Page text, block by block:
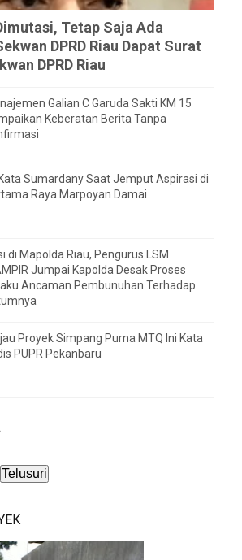
Tetap Saja Ada
DPRD Riau Dapat Surat
DPRD Riau
Galian C Garuda Sakti KM 15
Keberatan Berita Tanpa
Sumardany Saat Jemput Aspirasi di
Raya Marpoyan Damai
di Mapolda Riau, Pengurus LSM
Jumpai Kapolda Desak Proses
Ancaman Pembunuhan Terhadap
Proyek Simpang Purna MTQ Ini Kata
PUPR Pekanbaru